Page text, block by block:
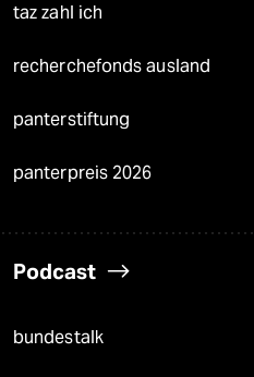
taz zahl ich
recherchefonds ausland
panterstiftung
panterpreis 2026
Podcast
bundestalk